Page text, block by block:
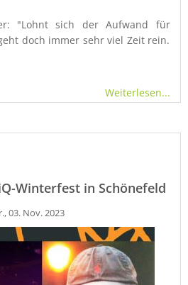
"Lohnt sich der Aufwand für
doch immer sehr viel Zeit rein.
Weiterlesen...
Winterfest in Schönefeld
03. Nov. 2023